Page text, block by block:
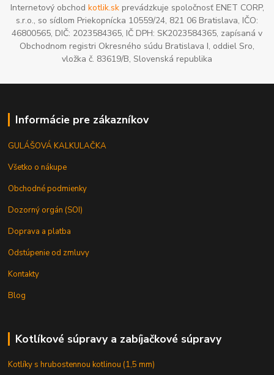
Internetový obchod kotlik.skprevádzkuje spoločnosť ENET CORP,
s.r.o., so sídlom Priekopnícka 10559/24, 821 06 Bratislava, IČO:
46800565, DIČ: 2023584365, IČ DPH: SK2023584365, zapísaná v
Obchodnom registri Okresného súdu Bratislava I, oddiel Sro,
vložka č. 83619/B, Slovenská republika
Informácie pre zákazníkov
GULÁŠOVÁ KALKULAČKA
Všetko o nákupe
Obchodné podmienky
Dozorný orgán (SOI)
Doprava a platba
Odstúpenie od zmluvy
Kontakty
Blog
Kotlíkové súpravy a zabíjačkové súpravy
Kotlíky s hrubostennou kotlinou (1,5 mm)